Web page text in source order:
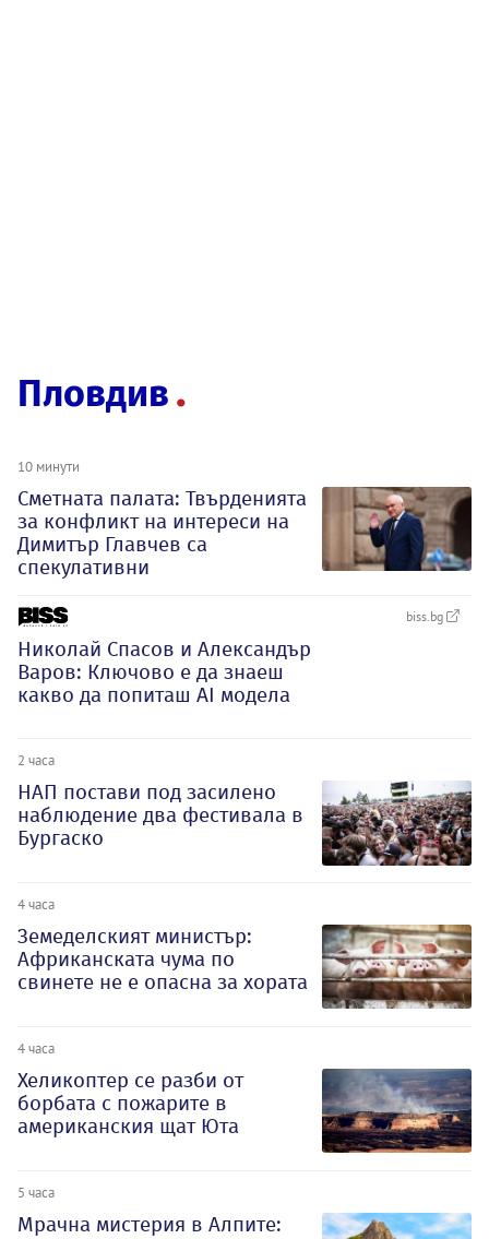
Пловдив
10 минути
Сметната палата: Твърденията
за конфликт на интереси на
Димитър Главчев са
спекулативни
biss.bg
Николай Спасов и Александър
Варов: Ключово е да знаеш
какво да попиташ AI модела
2 часа
НАП постави под засилено
наблюдение два фестивала в
Бургаско
4 часа
Земеделският министър:
Африканската чума по
свинете не е опасна за хората
4 часа
Хеликоптер се разби от
борбата с пожарите в
американския щат Юта
5 часа
Мрачна мистерия в Алпите: